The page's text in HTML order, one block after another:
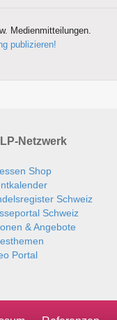
Medienmitteilungen.
publizieren!
Netzwerk
Shop
Schweiz
Schweiz
& Angebote
Portal